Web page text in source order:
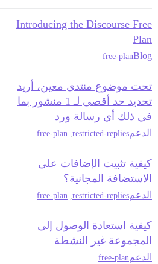
Introducing the Discourse Free
Plan
Blog
free-plan
تحت موضوع منتدى معين، أريد
تحديد حد أقصى لـ 1 منشور بما
في ذلك أي رسالة ورد
الدعمrestricted-replies
free-plan
كيفية تثبيت الإضافات على
الاستضافة المجانية؟
الدعمrestricted-replies
free-plan
كيفية استعادة الوصول إلى
المجموعة غير النشطة
الدعم free-plan